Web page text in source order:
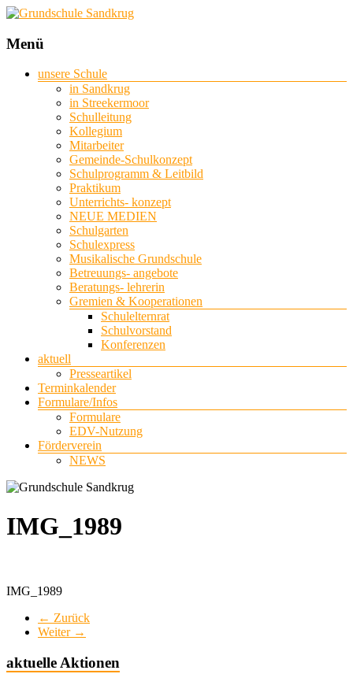
Grundschule
Streekermoor
Menü
unsere Schule
in Sandkrug
in Streekermoor
Schulleitung
Kollegium
Mitarbeiter
Gemeinde-Schulkonzept
Schulprogramm & Leitbild
Praktikum
Unterrichts- konzept
NEUE MEDIEN
Schulgarten
Schulexpress
Musikalische Grundschule
Betreuungs- angebote
Beratungs- lehrerin
Gremien & Kooperationen
Schulelternrat
Schulvorstand
Konferenzen
aktuell
Presseartikel
Terminkalender
Formulare/Infos
Formulare
EDV-Nutzung
Förderverein
NEWS
IMG_1989
IMG_1989
← Zurück
Weiter →
aktuelle Aktionen